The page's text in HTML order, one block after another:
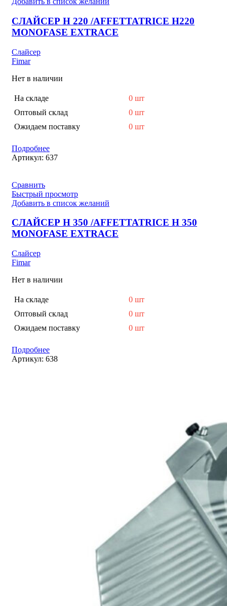
СЛАЙСЕР H 220 /AFFETTATRICE H220
MONOFASE EXTRACE
Слайсер
Fimar
Нет в наличии
На складе
0 шт
Оптовый склад
0 шт
Ожидаем поставку
0 шт
Подробнее
Артикул: 637
Сравнить
Быстрый просмотр
Добавить в список желаний
СЛАЙСЕР H 350 /AFFETTATRICE H 350
MONOFASE EXTRACE
Слайсер
Fimar
Нет в наличии
На складе
0 шт
Оптовый склад
0 шт
Ожидаем поставку
0 шт
Подробнее
Артикул: 638